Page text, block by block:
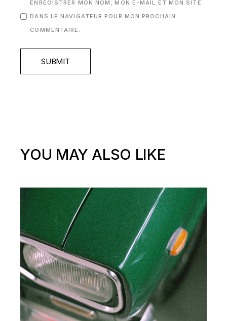
ENREGISTRER MON NOM, MON E-MAIL ET MON SITE
DANS LE NAVIGATEUR POUR MON PROCHAIN
COMMENTAIRE.
SUBMIT
YOU MAY ALSO LIKE